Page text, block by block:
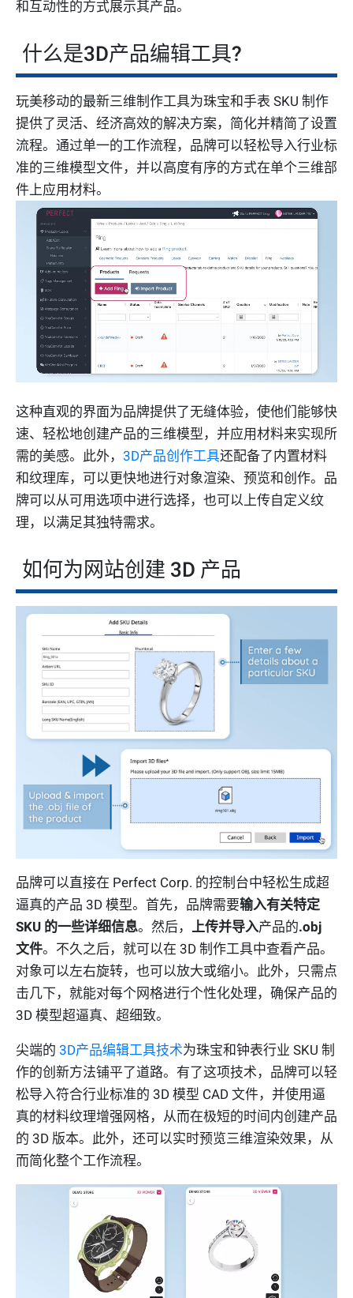
和互动性的方式展示其产品。
什么是3D产品编辑工具?
玩美移动的最新三维制作工具为珠宝和手表 SKU 制作
提供了灵活、经济高效的解决方案，简化并精简了设置
流程。通过单一的工作流程，品牌可以轻松导入行业标
准的三维模型文件，并以高度有序的方式在单个三维部
件上应用材料。
这种直观的界面为品牌提供了无缝体验，使他们能够快
速、轻松地创建产品的三维模型，并应用材料来实现所
需的美感。此外， 3D产品创作工具还配备了内置材料
和纹理库，可以更快地进行对象渲染、预览和创作。品
牌可以从可用选项中进行选择，也可以上传自定义纹
理，以满足其独特需求。
如何为网站创建 3D 产品
品牌可以直接在 Perfect Corp. 的控制台中轻松生成超
逼真的产品 3D 模型。首先，品牌需要输入有关特定
SKU 的一些详细信息。然后， 上传并导入产品的.obj
文件。不久之后，就可以在 3D 制作工具中查看产品。
对象可以左右旋转，也可以放大或缩小。此外，只需点
击几下，就能对每个网格进行个性化处理，确保产品的
3D 模型超逼真、超细致。
尖端的 3D产品编辑工具技术为珠宝和钟表行业 SKU 制
作的创新方法铺平了道路。有了这项技术，品牌可以轻
松导入符合行业标准的 3D 模型 CAD 文件，并使用逼
真的材料纹理增强网格，从而在极短的时间内创建产品
的 3D 版本。此外，还可以实时预览三维渲染效果，从
而简化整个工作流程。